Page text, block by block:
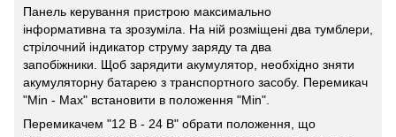
Панель керування пристрою максимально
інформативна та зрозуміла. На ній розміщені два тумблери,
стрілочний індикатор струму заряду та два
запобіжники. Щоб зарядити акумулятор, необхідно зняти
акумуляторну батарею з транспортного засобу. Перемикач
"Min - Max" встановити в положення "Min".
Перемикачем "12 В - 24 В" обрати положення, що